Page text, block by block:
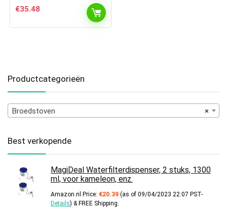
€35.48
Productcategorieën
×
Broedstoven
Best verkopende
MagiDeal Waterfilterdispenser, 2 stuks, 1300
ml, voor kameleon, enz.
Amazon.nl Price: €20.39 (as of 09/04/2023 22:07 PST-
Details) & FREE Shipping